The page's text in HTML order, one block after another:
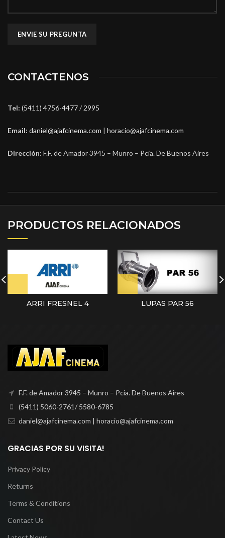
CONTACTENOS
Tel: (5411) 4756-4477/ 2995
Email: daniel@ajafcinema.com | horacio@ajafcinema.com
Dirección: F.F. de Amador 3945 – Munro – Pcia. De Buenos Aires
PRODUCTOS RELACIONADOS
ARRI FRESNEL 4 LUPAS PAR 56
F.F. de Amador 3945 – Munro – Pcia. De Buenos Aires
(5411) 5060-2761/ 5580-6785
daniel@ajafcinema.com | horacio@ajafcinema.com
GRACIAS POR SU VISITA!
Privacy Policy
Returns
Terms & Conditions
Contact Us